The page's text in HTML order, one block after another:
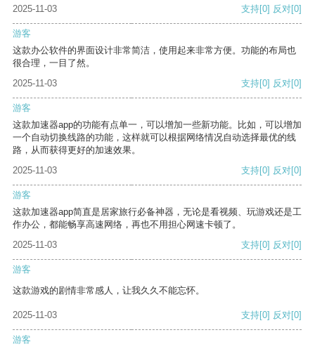
2025-11-03 支持[0] 反对[0]
游客
这款办公软件的界面设计非常简洁，使用起来非常方便。功能的布局也
很合理，一目了然。
2025-11-03
支持[0] 反对[0]
游客
这款加速器app的功能有点单一，可以增加一些新功能。比如，可以增加
一个自动切换线路的功能，这样就可以根据网络情况自动选择最优的线
路，从而获得更好的加速效果。
2025-11-03
支持[0] 反对[0]
游客
这款加速器app简直是居家旅行必备神器，无论是看视频、玩游戏还是工
作办公，都能畅享高速网络，再也不用担心网速卡顿了。
2025-11-03
支持[0] 反对[0]
游客
这款游戏的剧情非常感人，让我久久不能忘怀。
2025-11-03 支持[0] 反对[0]
游客